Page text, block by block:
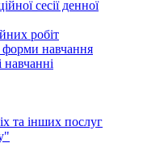
сесії денної
робіт
форми навчання
та інших послуг